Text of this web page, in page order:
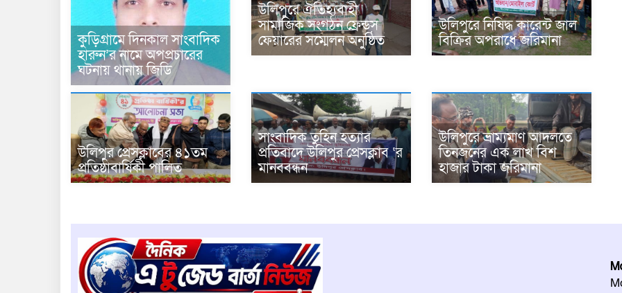
কুড়িগ্রামে দিনকাল সাংবাদিক
হারুন’র নামে অপপ্রচারের
ঘটনায় থানায় জিডি
উলিপুরে ঐতিহ্যবাহী
সামাজিক সংগঠন ফ্রেন্ডস
ফেয়ারের সম্মেলন অনুষ্ঠিত
উলিপুরে নিষিদ্ধ কারেন্ট জাল
বিক্রির অপরাধে জরিমানা
উলিপুর প্রেসক্লাবের ৪১তম
প্রতিষ্ঠাবার্ষিকী পালিত ‎
সাংবাদিক তুহিন হত্যার
প্রতিবাদে উলিপুর প্রেসক্লাব ‘র
মানববন্ধন
উলিপুরে ভ্রাম্যমাণ আদলতে
তিনজনের এক লাখ বিশ
হাজার টাকা জরিমানা